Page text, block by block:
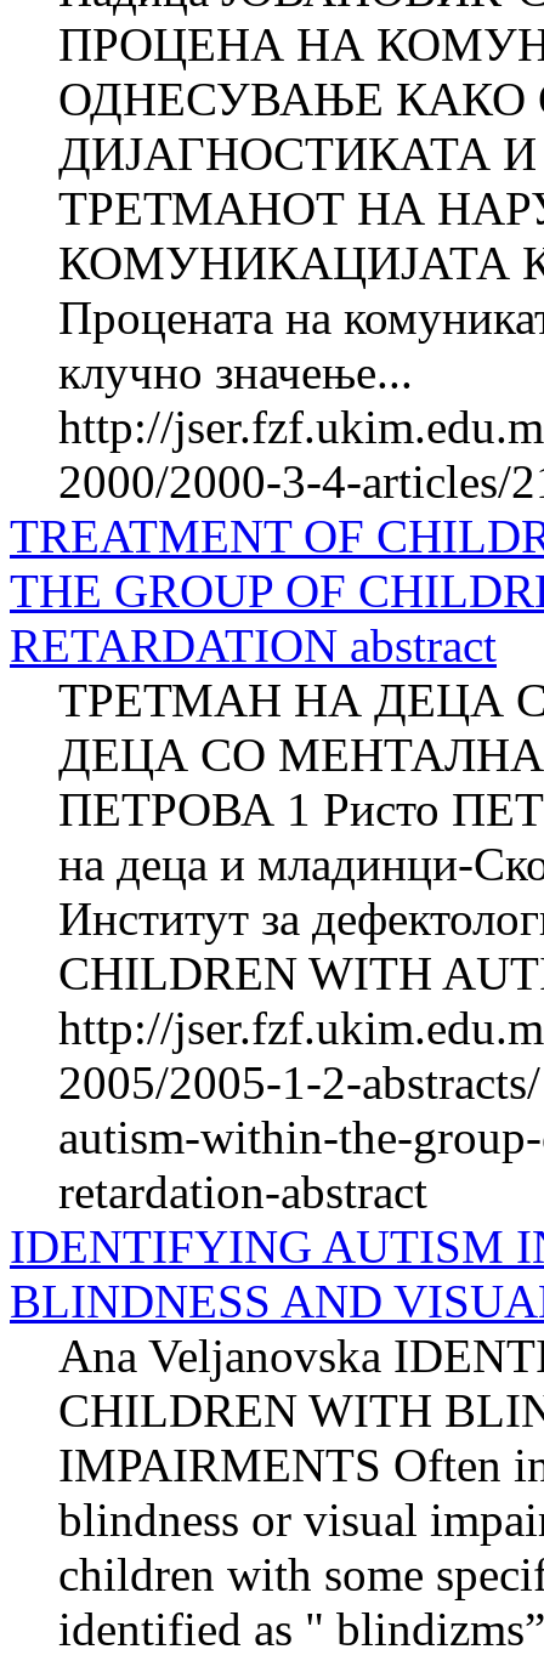
ПРОЦЕНА НА
ОДНЕСУВАЊЕ КАКО
ДИЈАГНОСТИКАТА
ТРЕТМАНОТ НА
КОМУНИКАЦИЈАТА
Процената на
клучно значење...
http://
2000/2000-3-4-articles/
TREATMENT OF
THE GROUP OF
RETARDATION abstract
ТРЕТМАН НА ДЕЦА
ДЕЦА СО МЕНТАЛНА
ПЕТРОВА 1 Ристо
на деца и младинци-
Институт за
CHILDREN WITH
http://
2005/2005-1-2-
autism-within-the-
retardation-abstract
IDENTIFYING AUTISM
BLINDNESS AND
Ana Veljanovska
CHILDREN WITH
IMPAIRMENTS Often
blindness or visual
children with some
identified as "